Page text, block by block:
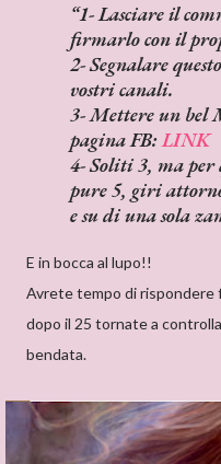
1- Lasciare il
firmarlo con il
2- Segnalare
vostri canali.
3- Mettere un bel
pagina FB:LINK
4- Soliti 3, ma per
pure 5, giri
e su di una sola
E in bocca al lupo!!
Avrete tempo di rispondere
dopo il 25 tornate a
bendata.